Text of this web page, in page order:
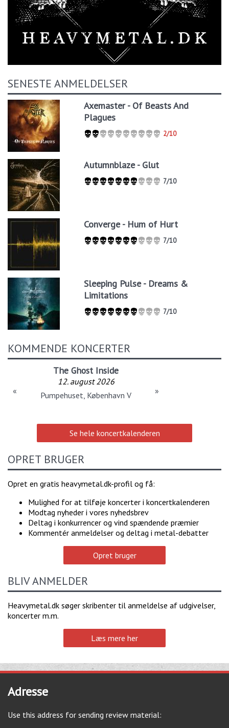
SENESTE ANMELDELSER
Axemaster - Of Beasts And
Plagues
2/10
Autumnblaze - Glut
7/10
Converge - Hum of Hurt
7/10
Sleeping Pulse - Dreams &
Limitations
7/10
KOMMENDE KONCERTER
The Ghost Inside
12. august 2026
Pumpehuset, København V
« »
Se hele koncertkalenderen
OPRET BRUGER
Opret en gratis heavymetal.dk-profil og få:
Mulighed for at tilføje koncerter i koncertkalenderen
Modtag nyheder i vores nyhedsbrev
Deltag i konkurrencer og vind spændende præmier
Kommentér anmeldelser og deltag i metal-debatter
Opret bruger
BLIV ANMELDER
Heavymetal.dk søger skribenter til anmeldelse af udgivelser,
koncerter m.m.
Læs mere her
Adresse
Use this address for sending review material: